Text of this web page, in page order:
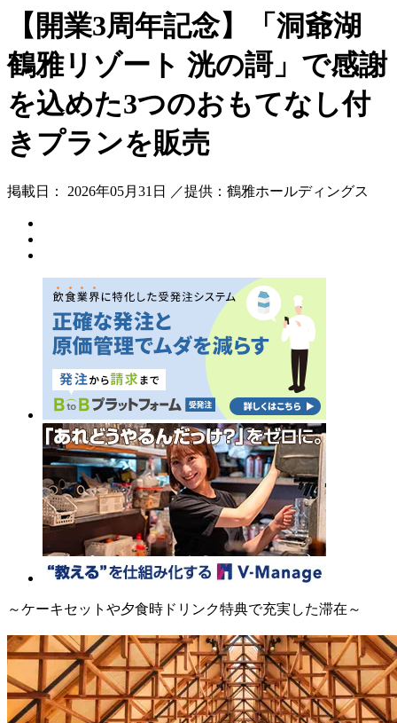
【開業3周年記念】「洞爺湖
鶴雅リゾート 洸の謌」で感謝
を込めた3つのおもてなし付
きプランを販売
掲載日： 2026年05月31日 ／提供：鶴雅ホールディングス
～ケーキセットや夕食時ドリンク特典で充実した滞在～